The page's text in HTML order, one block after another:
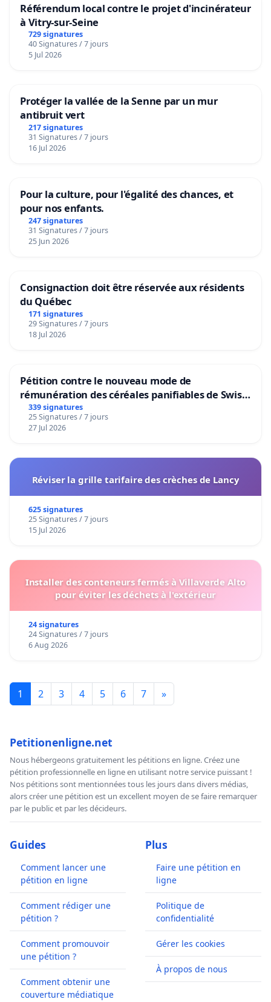
Référendum local contre le projet d'incinérateur
à Vitry-sur-Seine
729 signatures
40 Signatures / 7 jours
5 Jul 2026
Protéger la vallée de la Senne par un mur
antibruit vert
217 signatures
31 Signatures / 7 jours
16 Jul 2026
Pour la culture, pour l'égalité des chances, et
pour nos enfants.
247 signatures
31 Signatures / 7 jours
25 Jun 2026
Consignaction doit être réservée aux résidents
du Québec
171 signatures
29 Signatures / 7 jours
18 Jul 2026
Pétition contre le nouveau mode de
rémunération des céréales panifiables de Swiss
granum basé sur la teneur en protéines
339 signatures
25 Signatures / 7 jours
27 Jul 2026
Réviser la grille tarifaire des crèches de Lancy
625 signatures
25 Signatures / 7 jours
15 Jul 2026
Installer des conteneurs fermés à Villaverde Alto
pour éviter les déchets à l'extérieur
24 signatures
24 Signatures / 7 jours
6 Aug 2026
1 2 3 4 5 6 7 »
Petitionenligne.net
Nous hébergeons gratuitement les pétitions en ligne. Créez une
pétition professionnelle en ligne en utilisant notre service puissant !
Nos pétitions sont mentionnées tous les jours dans divers médias,
alors créer une pétition est un excellent moyen de se faire remarquer
par le public et par les décideurs.
Guides
Comment lancer une
pétition en ligne
Comment rédiger une
pétition ?
Comment promouvoir
une pétition ?
Comment obtenir une
couverture médiatique
Plus
Faire une pétition en
ligne
Politique de
confidentialité
Gérer les cookies
À propos de nous